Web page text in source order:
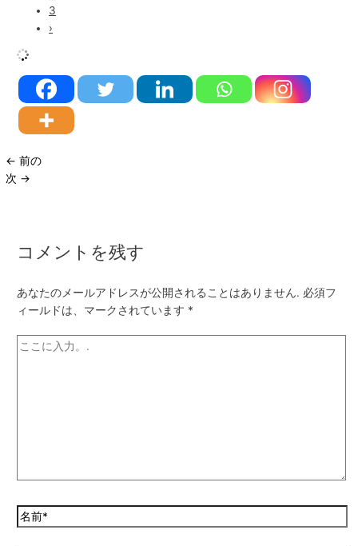
3
›
← 前の
次 →
コメントを残す
あなたのメールアドレスが公開されることはありません. 必須フ
ィールドは、マークされています *